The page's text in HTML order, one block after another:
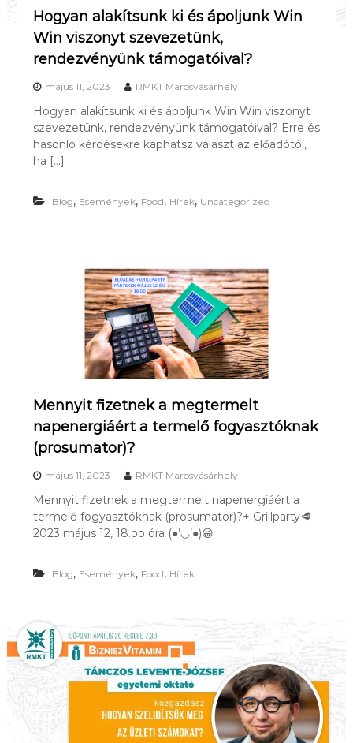
Hogyan alakítsunk ki és ápoljunk Win
Win viszonyt szevezetünk,
rendezvényünk támogatóival?
május 11, 2023 RMKT Marosvásárhely
Hogyan alakítsunk ki és ápoljunk Win Win viszonyt
szevezetünk, rendezvényünk támogatóival? Erre és
hasonló kérdésekre kaphatsz választ az előadótól,
ha […]
Blog, Események, Food, Hírek, Uncategorized
Mennyit fizetnek a megtermelt
napenergiáért a termelő fogyasztóknak
(prosumator)?
május 11, 2023 RMKT Marosvásárhely
Mennyit fizetnek a megtermelt napenergiáért a
termelő fogyasztóknak (prosumator)?+ Grillparty🥩
2023 május 12, 18.oo óra (●’◡’●)😀
Blog, Események, Food, Hírek